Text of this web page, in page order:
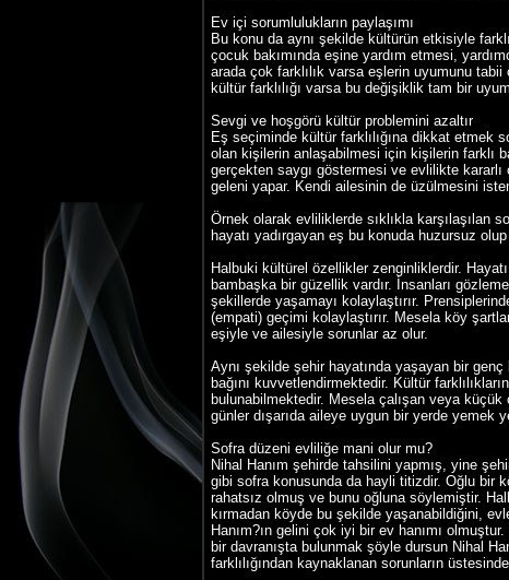
Ev içi sorumlulukların paylaşımı
Bu konu da aynı şekilde kültürün etkisiyle
çocuk bakımında eşine yardım etmesi,
arada çok farklılık varsa eşlerin uyumunu
kültür farklılığı varsa bu değişiklik tam bir
Sevgi ve hoşgörü kültür problemini azaltır
Eş seçiminde kültür farklılığına dikkat etmek
olan kişilerin anlaşabilmesi için kişilerin farklı
gerçekten saygı göstermesi ve evlilikte
geleni yapar. Kendi ailesinin de üzülmesini
Örnek olarak evliliklerde sıklıkla karşılaşılan
hayatı yadırgayan eş bu konuda huzursuz
Halbuki kültürel özellikler zenginliklerdir.
bambaşka bir güzellik vardır. İnsanları
şekillerde yaşamayı kolaylaştırır.
(empati) geçimi kolaylaştırır. Mesela köy
eşiyle ve ailesiyle sorunlar az olur.
Aynı şekilde şehir hayatında yaşayan bir
bağını kuvvetlendirmektedir. Kültür
bulunabilmektedir. Mesela çalışan veya
günler dışarıda aileye uygun bir yerde yemek
Sofra düzeni evliliğe mani olur mu?
Nihal Hanım şehirde tahsilini yapmış, yine
gibi sofra konusunda da hayli titizdir. Oğlu bir
rahatsız olmuş ve bunu oğluna söylemiştir.
kırmadan köyde bu şekilde yaşanabildiğini,
Hanım?ın gelini çok iyi bir ev hanımı
bir davranışta bulunmak şöyle dursun Nihal
farklılığından kaynaklanan sorunların